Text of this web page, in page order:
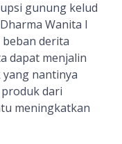
gunung kelud
Wanita I
derita
dapat menjalin
nantinya
dari
meningkatkan